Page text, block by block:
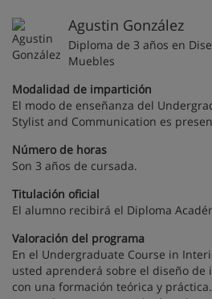
Agustin González
Diploma de 3 años en
Muebles
Modalidad de impartición
El modo de enseñanza del
Stylist and Communication es
Número de horas
Son 3 años de cursada.
Titulación oficial
El alumno recibirá el Diploma
Valoración del programa
En el Undergraduate Course in
usted aprenderá sobre el diseño de
con una formación teórica y